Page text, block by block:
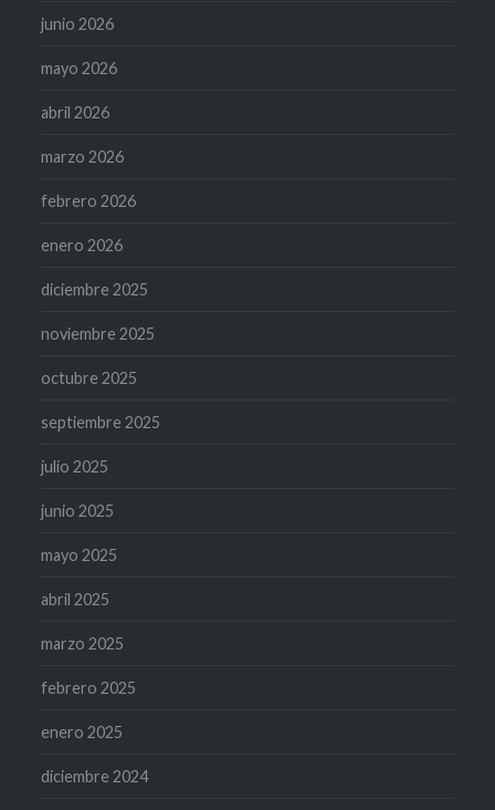
junio 2026
mayo 2026
abril 2026
marzo 2026
febrero 2026
enero 2026
diciembre 2025
noviembre 2025
octubre 2025
septiembre 2025
julio 2025
junio 2025
mayo 2025
abril 2025
marzo 2025
febrero 2025
enero 2025
diciembre 2024